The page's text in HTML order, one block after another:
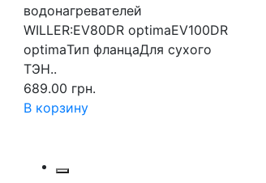
водонагревателей
WILLER:EV80DR optimaEV100DR
optimaТип фланцаДля сухого
ТЭН..
689.00 грн.
В корзину